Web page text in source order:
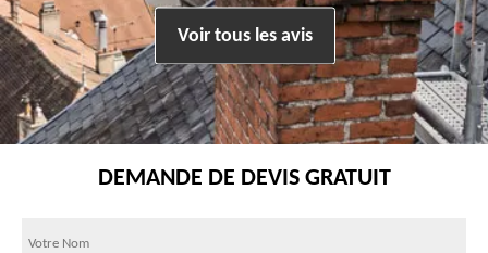
Voir tous les avis
DEMANDE DE DEVIS GRATUIT